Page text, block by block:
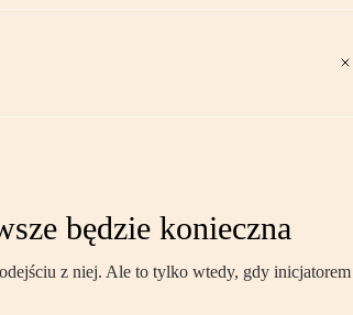
będzie konieczna
z niej. Ale to tylko wtedy, gdy inicjatorem